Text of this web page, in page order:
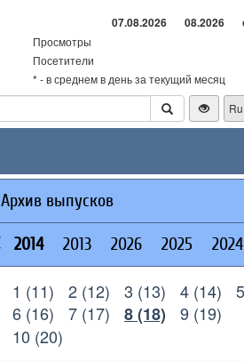
07.08.2026 08.2026
Просмотры
Посетители
* - в среднем в день за текущий месяц
Ru
Архив выпусков
2014 2013 2026 2025 2024
1 (11) 2 (12) 3 (13) 4 (14)
6 (16)
7 (17) 8 (18)
9 (19)
10 (20)